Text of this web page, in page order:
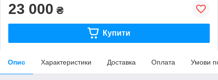
23 000 ₴
Купити
Опис Характеристики Доставка Оплата Умови